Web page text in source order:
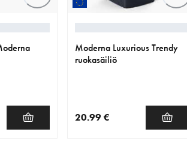
Moderna Luxurious Trendy
ruokasäiliö
20.99 €